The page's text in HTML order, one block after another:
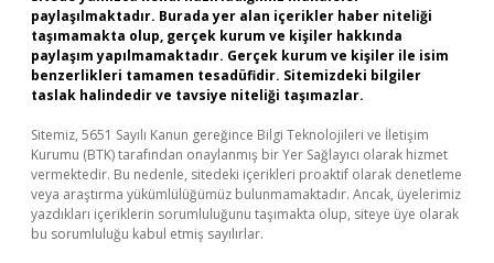
paylaşılmaktadır. Burada yer alan içerikler haber niteliği
taşımamakta olup, gerçek kurum ve kişiler hakkında
paylaşım yapılmamaktadır. Gerçek kurum ve kişiler ile isim
benzerlikleri tamamen tesadüfidir. Sitemizdeki bilgiler
taslak halindedir ve tavsiye niteliği taşımazlar.
Sitemiz, 5651 Sayılı Kanun gereğince Bilgi Teknolojileri ve İletişim
Kurumu (BTK) tarafından onaylanmış bir Yer Sağlayıcı olarak hizmet
vermektedir. Bu nedenle, sitedeki içerikleri proaktif olarak denetleme
veya araştırma yükümlülüğümüz bulunmamaktadır. Ancak, üyelerimiz
yazdıkları içeriklerin sorumluluğunu taşımakta olup, siteye üye olarak
bu sorumluluğu kabul etmiş sayılırlar.